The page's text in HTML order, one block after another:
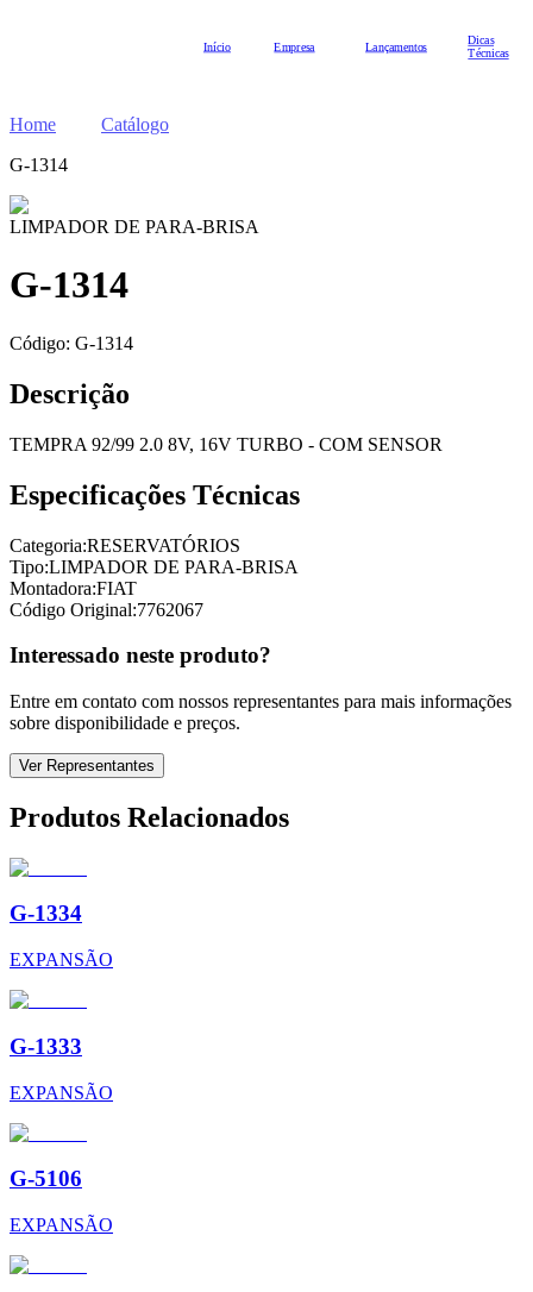
Início Empresa Lançamentos
Dicas
Técnicas
Home
Catálogo
G-1314
LIMPADOR DE PARA-BRISA
G-1314
Código: G-1314
Descrição
TEMPRA 92/99 2.0 8V, 16V TURBO - COM SENSOR
Especificações Técnicas
Categoria:RESERVATÓRIOS
Tipo:LIMPADOR DE PARA-BRISA
Montadora:FIAT
Código Original:7762067
Interessado neste produto?
Entre em contato com nossos representantes para mais informações
sobre disponibilidade e preços.
Ver Representantes
Produtos Relacionados
G-1334
EXPANSÃO
G-1333
EXPANSÃO
G-5106
EXPANSÃO